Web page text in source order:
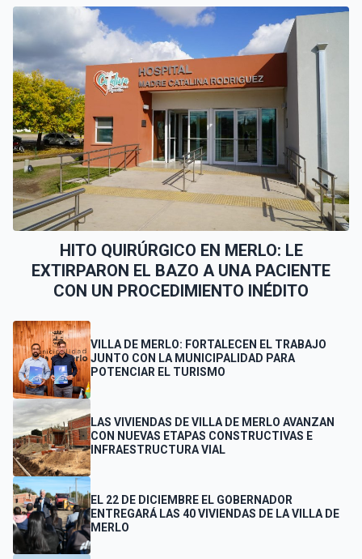
HITO QUIRÚRGICO EN MERLO: LE
EXTIRPARON EL BAZO A UNA PACIENTE
CON UN PROCEDIMIENTO INÉDITO
VILLA DE MERLO: FORTALECEN EL TRABAJO
JUNTO CON LA MUNICIPALIDAD PARA
POTENCIAR EL TURISMO
LAS VIVIENDAS DE VILLA DE MERLO AVANZAN
CON NUEVAS ETAPAS CONSTRUCTIVAS E
INFRAESTRUCTURA VIAL
EL 22 DE DICIEMBRE EL GOBERNADOR
ENTREGARÁ LAS 40 VIVIENDAS DE LA VILLA DE
MERLO